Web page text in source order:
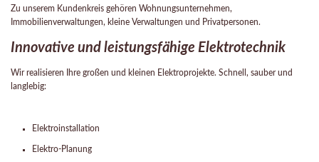
Zu unserem Kundenkreis gehören Wohnungsunternehmen,
Immobilienverwaltungen, kleine Verwaltungen und Privatpersonen.
Innovative und leistungsfähige Elektrotechnik
Wir realisieren Ihre großen und kleinen Elektroprojekte. Schnell, sauber und
langlebig:
Elektroinstallation
Elektro-Planung